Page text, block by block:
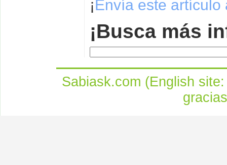
¡Envía este artículo
¡Busca más
Sabiask.com (English